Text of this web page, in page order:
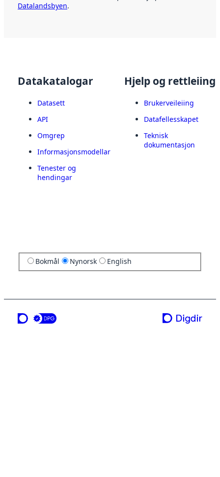
Datalandsbyen.
Datakatalogar
Datasett
API
Omgrep
Informasjonsmodellar
Tenester og
hendingar
Hjelp og rettleiing
Brukerveileiing
Datafellesskapet
Teknisk
dokumentasjon
Bokmål Nynorsk English